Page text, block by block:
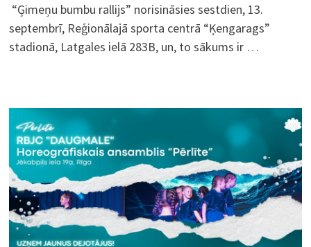
“Ģimeņu bumbu rallijs” norisināsies sestdien, 13.
septembrī, Reģionālajā sporta centrā “Ķengarags”
stadionā, Latgales ielā 283B, un, to sākums ir …